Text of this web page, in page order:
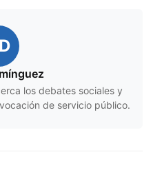
los debates sociales y
de servicio público.